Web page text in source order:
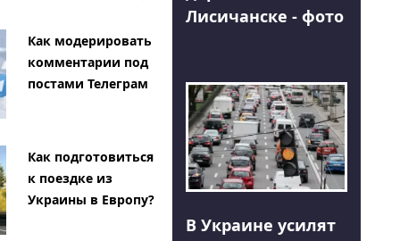
Как модерировать
комментарии под
постами Телеграм
Как подготовиться
к поездке из
Украины в Европу?
Лисичанске - фото
В Украине усилят